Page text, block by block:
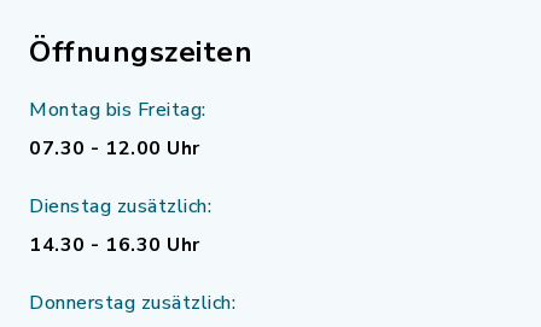
Öffnungszeiten
Montag bis Freitag:
07.30 - 12.00 Uhr
Dienstag zusätzlich:
14.30 - 16.30 Uhr
Donnerstag zusätzlich: